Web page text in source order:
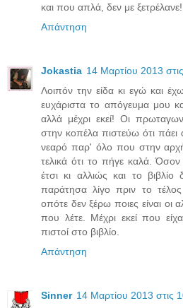
και που απλά, δεν με ξετρέλανε!
Απάντηση
Jokastia 14 Μαρτίου 2013
Λοιπόν την είδα κι εγώ και
ευχάριστα το απόγευμα μου
αλλά μέχρι εκεί! Οι
στην κοπέλα πιστεύω ότι
νεαρό παρ' όλο που στην αρχή
τελικά ότι το πήγε καλά. Όσον
έτσι κι αλλιώς και το βιβλίο
παράτησα λίγο πριν το
οπότε δεν ξέρω ποιες είναι οι
που λέτε. Μέχρι εκεί που
πιστοί στο βιβλίο.
Απάντηση
Sinner 14 Μαρτίου 2013 στις